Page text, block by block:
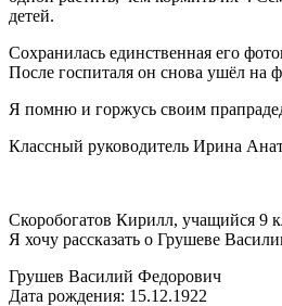
детей.
Сохранилась единственная его
После госпиталя он снова ушёл на
Я помню и горжусь своим
Классный руководитель Ирина
Скоробогатов Кирилл, учащийся 9
Я хочу рассказать о Грушеве
Грушев Василий Федорович
Дата рождения: 15.12.1922